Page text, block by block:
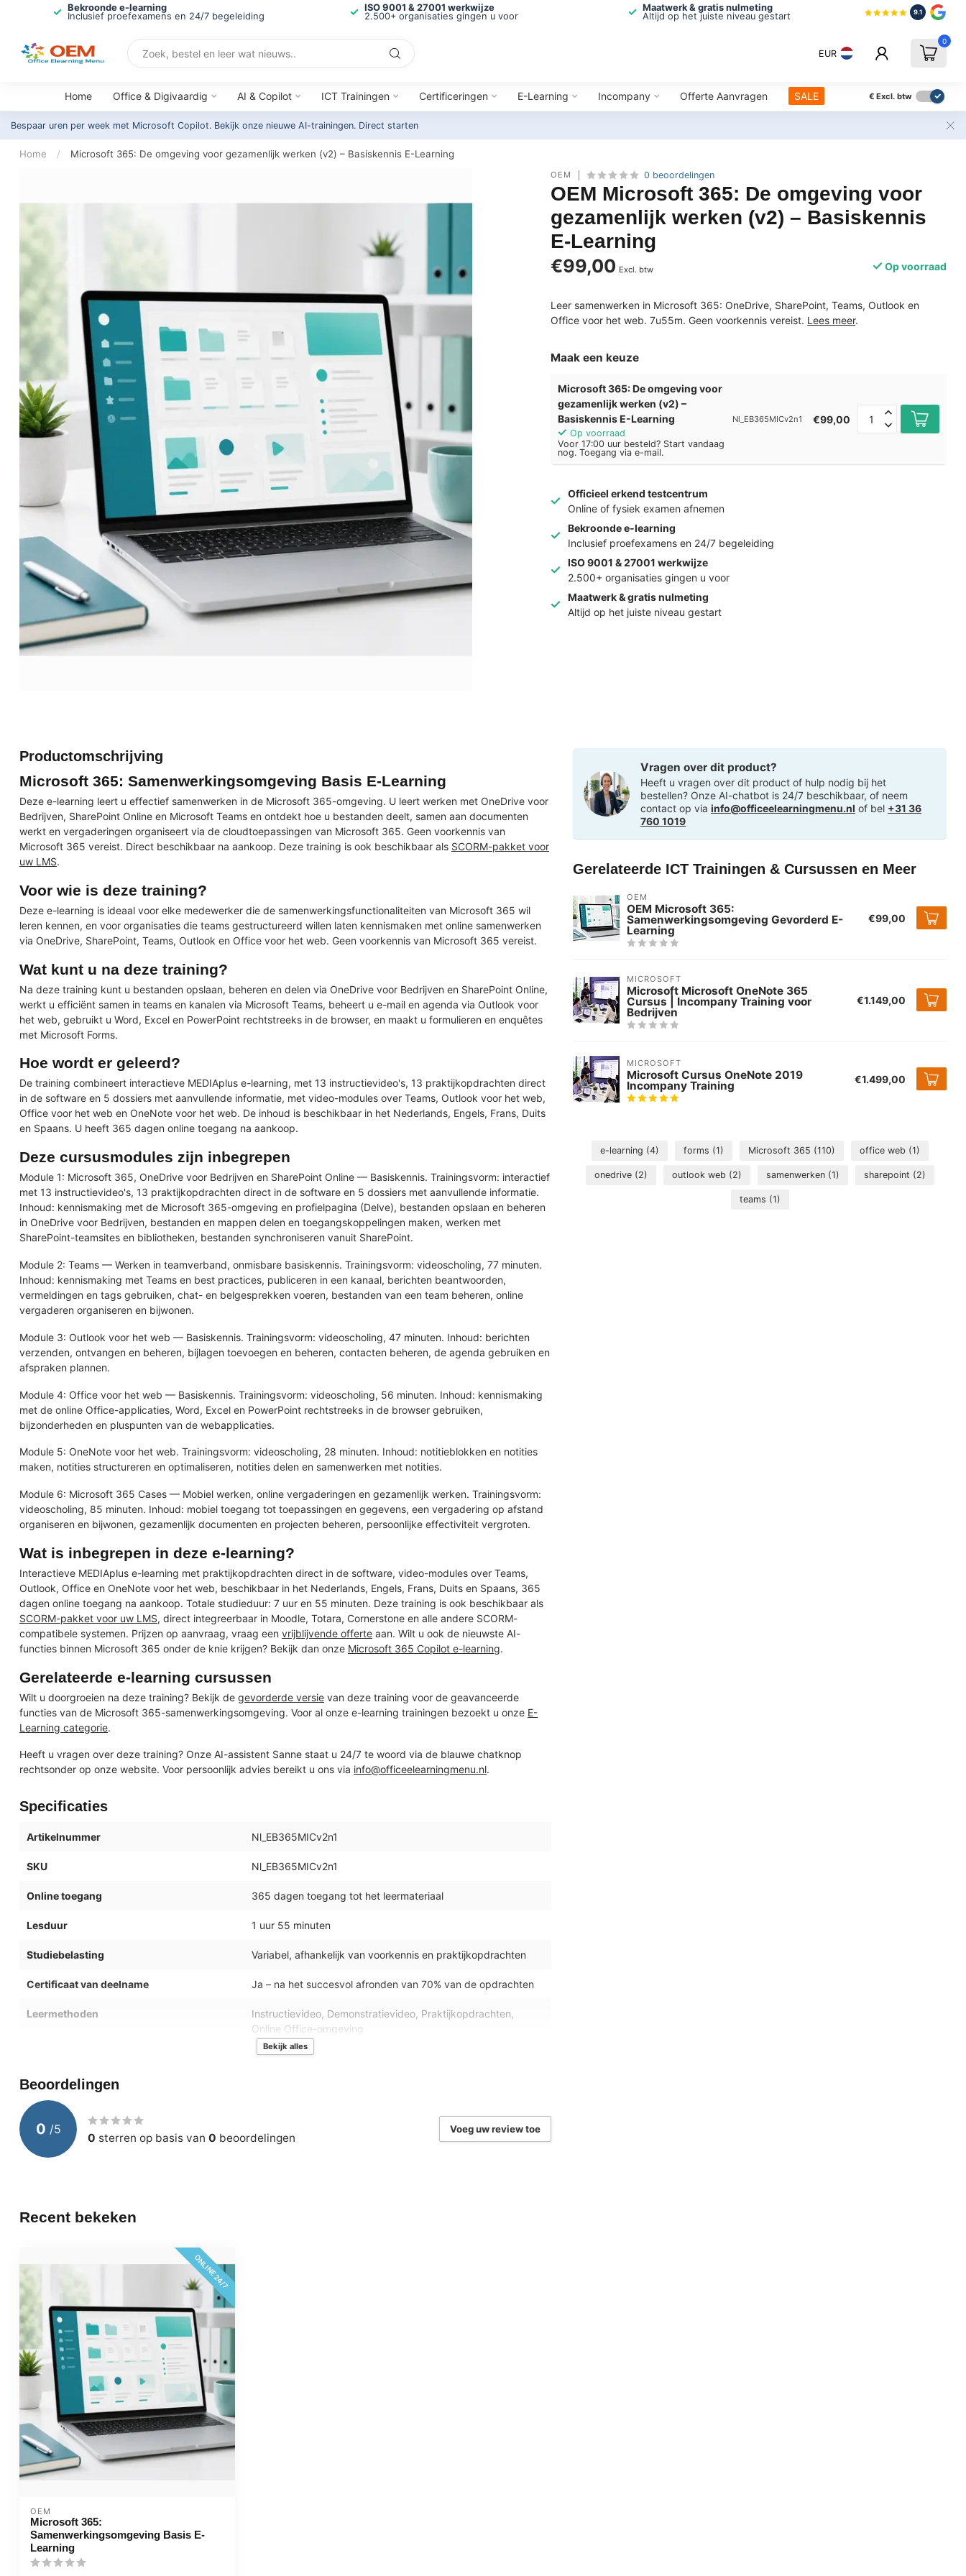
Bekroonde e-learning
Inclusief proefexamens en 24/7 begeleiding
ISO 9001 & 27001 werkwijze
2.500+ organisaties gingen u voor
Maatwerk & gratis nulmeting
Altijd op het juiste niveau gestart
9.1
EUR
0
Home Office & Digivaardig AI & Copilot ICT Trainingen Certificeringen E-Learning Incompany Offerte Aanvragen SALE € Excl. btw
Bespaar uren per week met Microsoft Copilot. Bekijk onze nieuwe AI-trainingen. Direct starten
Home / Microsoft 365: De omgeving voor gezamenlijk werken (v2) – Basiskennis E-Learning
OEM 0 beoordelingen
OEM Microsoft 365: De omgeving voor
gezamenlijk werken (v2) – Basiskennis
E-Learning
€99,00 Excl. btw Op voorraad
Leer samenwerken in Microsoft 365: OneDrive, SharePoint, Teams, Outlook en
Office voor het web. 7u55m. Geen voorkennis vereist. Lees meer.
Maak een keuze
Microsoft 365: De omgeving voor
gezamenlijk werken (v2) –
Basiskennis E-Learning
Op voorraad
Voor 17:00 uur besteld? Start vandaag
nog. Toegang via e-mail.
Nl_EB365MICv2n1 €99,00
Officieel erkend testcentrum
Online of fysiek examen afnemen
Bekroonde e-learning
Inclusief proefexamens en 24/7 begeleiding
ISO 9001 & 27001 werkwijze
2.500+ organisaties gingen u voor
Maatwerk & gratis nulmeting
Altijd op het juiste niveau gestart
Productomschrijving
Microsoft 365: Samenwerkingsomgeving Basis E-Learning
Deze e-learning leert u effectief samenwerken in de Microsoft 365-omgeving. U leert werken met OneDrive voor
Bedrijven, SharePoint Online en Microsoft Teams en ontdekt hoe u bestanden deelt, samen aan documenten
werkt en vergaderingen organiseert via de cloudtoepassingen van Microsoft 365. Geen voorkennis van
Microsoft 365 vereist. Direct beschikbaar na aankoop. Deze training is ook beschikbaar als SCORM-pakket voor
uw LMS.
Voor wie is deze training?
Deze e-learning is ideaal voor elke medewerker die de samenwerkingsfunctionaliteiten van Microsoft 365 wil
leren kennen, en voor organisaties die teams gestructureerd willen laten kennismaken met online samenwerken
via OneDrive, SharePoint, Teams, Outlook en Office voor het web. Geen voorkennis van Microsoft 365 vereist.
Wat kunt u na deze training?
Na deze training kunt u bestanden opslaan, beheren en delen via OneDrive voor Bedrijven en SharePoint Online,
werkt u efficiënt samen in teams en kanalen via Microsoft Teams, beheert u e-mail en agenda via Outlook voor
het web, gebruikt u Word, Excel en PowerPoint rechtstreeks in de browser, en maakt u formulieren en enquêtes
met Microsoft Forms.
Hoe wordt er geleerd?
De training combineert interactieve MEDIAplus e-learning, met 13 instructievideo's, 13 praktijkopdrachten direct
in de software en 5 dossiers met aanvullende informatie, met video-modules over Teams, Outlook voor het web,
Office voor het web en OneNote voor het web. De inhoud is beschikbaar in het Nederlands, Engels, Frans, Duits
en Spaans. U heeft 365 dagen online toegang na aankoop.
Deze cursusmodules zijn inbegrepen
Module 1: Microsoft 365, OneDrive voor Bedrijven en SharePoint Online — Basiskennis. Trainingsvorm: interactief
met 13 instructievideo's, 13 praktijkopdrachten direct in de software en 5 dossiers met aanvullende informatie.
Inhoud: kennismaking met de Microsoft 365-omgeving en profielpagina (Delve), bestanden opslaan en beheren
in OneDrive voor Bedrijven, bestanden en mappen delen en toegangskoppelingen maken, werken met
SharePoint-teamsites en bibliotheken, bestanden synchroniseren vanuit SharePoint.
Module 2: Teams — Werken in teamverband, onmisbare basiskennis. Trainingsvorm: videoscholing, 77 minuten.
Inhoud: kennismaking met Teams en best practices, publiceren in een kanaal, berichten beantwoorden,
vermeldingen en tags gebruiken, chat- en belgesprekken voeren, bestanden van een team beheren, online
vergaderen organiseren en bijwonen.
Module 3: Outlook voor het web — Basiskennis. Trainingsvorm: videoscholing, 47 minuten. Inhoud: berichten
verzenden, ontvangen en beheren, bijlagen toevoegen en beheren, contacten beheren, de agenda gebruiken en
afspraken plannen.
Module 4: Office voor het web — Basiskennis. Trainingsvorm: videoscholing, 56 minuten. Inhoud: kennismaking
met de online Office-applicaties, Word, Excel en PowerPoint rechtstreeks in de browser gebruiken,
bijzonderheden en pluspunten van de webapplicaties.
Module 5: OneNote voor het web. Trainingsvorm: videoscholing, 28 minuten. Inhoud: notitieblokken en notities
maken, notities structureren en optimaliseren, notities delen en samenwerken met notities.
Module 6: Microsoft 365 Cases — Mobiel werken, online vergaderingen en gezamenlijk werken. Trainingsvorm:
videoscholing, 85 minuten. Inhoud: mobiel toegang tot toepassingen en gegevens, een vergadering op afstand
organiseren en bijwonen, gezamenlijk documenten en projecten beheren, persoonlijke effectiviteit vergroten.
Wat is inbegrepen in deze e-learning?
Interactieve MEDIAplus e-learning met praktijkopdrachten direct in de software, video-modules over Teams,
Outlook, Office en OneNote voor het web, beschikbaar in het Nederlands, Engels, Frans, Duits en Spaans, 365
dagen online toegang na aankoop. Totale studieduur: 7 uur en 55 minuten. Deze training is ook beschikbaar als
SCORM-pakket voor uw LMS, direct integreerbaar in Moodle, Totara, Cornerstone en alle andere SCORM-
compatibele systemen. Prijzen op aanvraag, vraag een vrijblijvende offerte aan. Wilt u ook de nieuwste AI-
functies binnen Microsoft 365 onder de knie krijgen? Bekijk dan onze Microsoft 365 Copilot e-learning.
Gerelateerde e-learning cursussen
Wilt u doorgroeien na deze training? Bekijk de gevorderde versie van deze training voor de geavanceerde
functies van de Microsoft 365-samenwerkingsomgeving. Voor al onze e-learning trainingen bezoekt u onze E-
Learning categorie.
Heeft u vragen over deze training? Onze AI-assistent Sanne staat u 24/7 te woord via de blauwe chatknop
rechtsonder op onze website. Voor persoonlijk advies bereikt u ons via info@officeelearningmenu.nl.
Specificaties
Artikelnummer Nl_EB365MICv2n1
SKU Nl_EB365MICv2n1
Online toegang 365 dagen toegang tot het leermateriaal
Lesduur 1 uur 55 minuten
Studiebelasting Variabel, afhankelijk van voorkennis en praktijkopdrachten
Certificaat van deelname Ja – na het succesvol afronden van 70% van de opdrachten
Leermethoden
Instructievideo, Demonstratievideo, Praktijkopdrachten,
Online Office-omgeving
Geschikt voor Windows, macOS en Chrome OS
Inbegrepen dienstverlening
Ondersteunde browsers Microsoft Edge, Google Chrome, Firefox en Safari
Bekijk alles
Beoordelingen
0 /5
0 sterren op basis van 0 beoordelingen
Voeg uw review toe
Vragen over dit product?
Heeft u vragen over dit product of hulp nodig bij het
bestellen? Onze AI-chatbot is 24/7 beschikbaar, of neem
contact op via info@officeelearningmenu.nl of bel +31 36
760 1019
Gerelateerde ICT Trainingen & Cursussen en Meer
OEM
OEM Microsoft 365:
Samenwerkingsomgeving Gevorderd E-
Learning
€99,00
MICROSOFT
Microsoft Microsoft OneNote 365
Cursus | Incompany Training voor
Bedrijven
€1.149,00
MICROSOFT
Microsoft Cursus OneNote 2019
Incompany Training €1.499,00
e-learning (4) forms (1) Microsoft 365 (110) office web (1)
onedrive (2) outlook web (2) samenwerken (1) sharepoint (2)
teams (1)
Recent bekeken
ONLINE 24/7
OEM
Microsoft 365:
Samenwerkingsomgeving Basis E-
Learning